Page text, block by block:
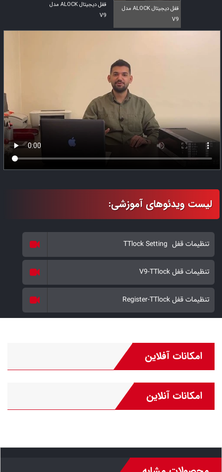
قفل دیجیتال ALOCK مدل
V9
قفل دیجیتال ALOCK مدل
V9
تنظیمات قفل TTlock Setting
تنظیمات قفل V9-TTlock
تنظیمات قفل Register-TTlock
امکانات آفلاین
امکانات آنلاین